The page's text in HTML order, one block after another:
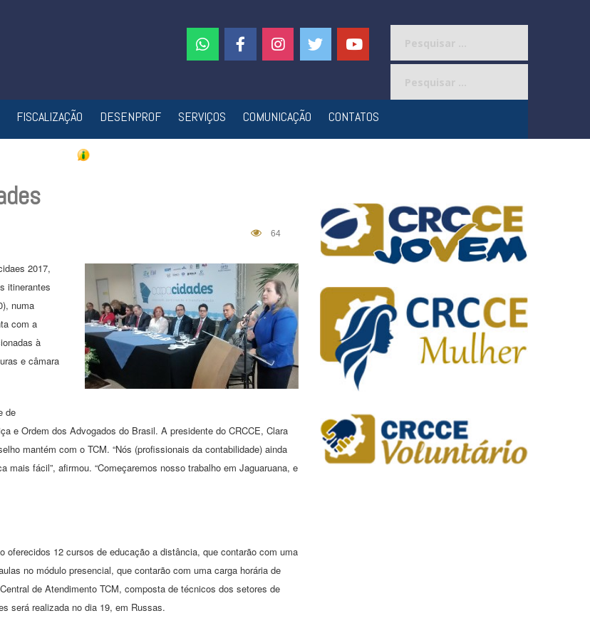
FISCALIZAÇÃO DESENPROF SERVIÇOS COMUNICAÇÃO CONTATOS
64
2017,
itinerantes
numa
com a
à
e câmara
de
e Ordem dos Advogados do Brasil. A presidente do CRCCE, Clara
mantém com o TCM. “Nós (profissionais da contabilidade) ainda
fácil”, afirmou. “Começaremos nosso trabalho em Jaguaruana, e
12 cursos de educação a distância, que contarão com uma
no módulo presencial, que contarão com uma carga horária de
de Atendimento TCM, composta de técnicos dos setores de
será realizada no dia 19, em Russas.